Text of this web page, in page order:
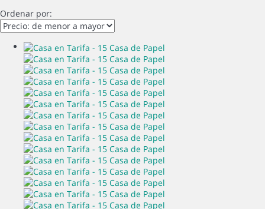
Ordenar por: